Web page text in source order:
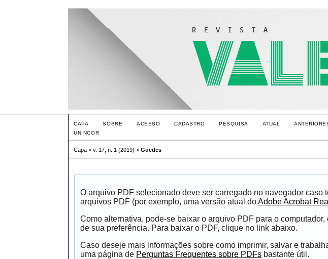
CAPA SOBRE ACESSO CADASTRO PESQUISA ATUAL
UNINCOR
Capa >v. 17, n. 1 (2019) >Guedes
O arquivo PDF selecionado deve ser carregado no navegador caso
arquivos PDF (por exemplo, uma versão atual doAdobe Acrobat
Como alternativa, pode-se baixar o arquivo PDF para o
de sua preferência. Para baixar o PDF, clique no link abaixo.
Caso deseje mais informações sobre como imprimir, salvar e
uma página de Perguntas Frequentes sobre PDFs bastante útil.